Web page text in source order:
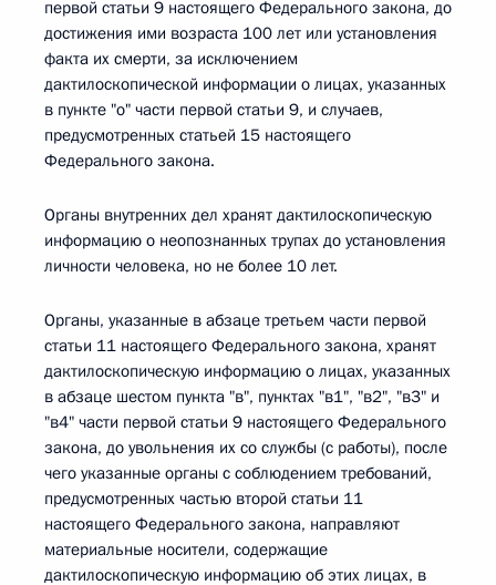
первой статьи 9 настоящего Федерального закона, до
достижения ими возраста 100 лет или установления
факта их смерти, за исключением
дактилоскопической информации о лицах, указанных
в пункте "о" части первой статьи 9, и случаев,
предусмотренных статьей 15 настоящего
Федерального закона.
Органы внутренних дел хранят дактилоскопическую
информацию о неопознанных трупах до установления
личности человека, но не более 10 лет.
Органы, указанные в абзаце третьем части первой
статьи 11 настоящего Федерального закона, хранят
дактилоскопическую информацию о лицах, указанных
в абзаце шестом пункта "в", пунктах "в1", "в2", "в3" и
"в4" части первой статьи 9 настоящего Федерального
закона, до увольнения их со службы (с работы), после
чего указанные органы с соблюдением требований,
предусмотренных частью второй статьи 11
настоящего Федерального закона, направляют
материальные носители, содержащие
дактилоскопическую информацию об этих лицах, в